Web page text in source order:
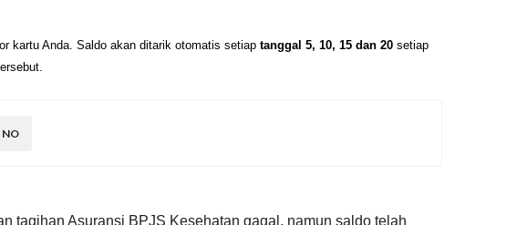
kartu Anda. Saldo akan ditarik otomatis setiaptanggal 5, 10, 15 dan 20 setiap
NO
tagihan Asuransi BPJS Kesehatan gagal, namun saldo telah